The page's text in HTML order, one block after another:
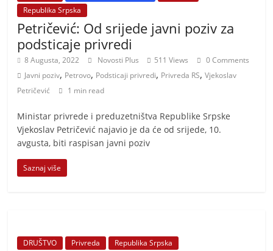
Republika Srpska
Petričević: Od srijede javni poziv za
podsticaje privredi
8 Augusta, 2022 Novosti Plus 511 Views
0 Comments
Javni poziv, Petrovo, Podsticaji privredi, Privreda RS,Vjekoslav
Petričević
1 min read
​Ministar privrede i preduzetništva Republike Srpske
Vjekoslav Petričević najavio je da će od srijede, 10.
avgusta, biti raspisan javni poziv
Saznaj više
DRUŠTVO Privreda Republika Srpska